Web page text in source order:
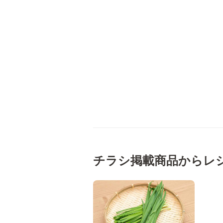
チラシ掲載商品からレ